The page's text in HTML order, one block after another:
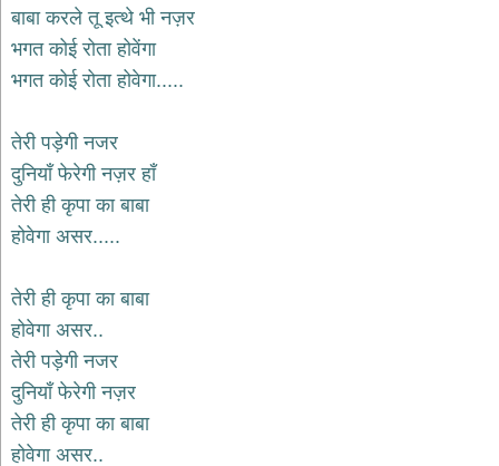
बाबा करले तू इत्थे भी नज़र
भगत कोई रोता होवेंगा
भगत कोई रोता होवेगा.....
तेरी पड़ेगी नजर
दुनियाँ फेरेगी नज़र हाँ
तेरी ही कृपा का बाबा
होवेगा असर.....
तेरी ही कृपा का बाबा
होवेगा असर..
तेरी पड़ेगी नजर
दुनियाँ फेरेगी नज़र
तेरी ही कृपा का बाबा
होवेगा असर..